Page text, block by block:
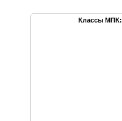
Классы МПК: